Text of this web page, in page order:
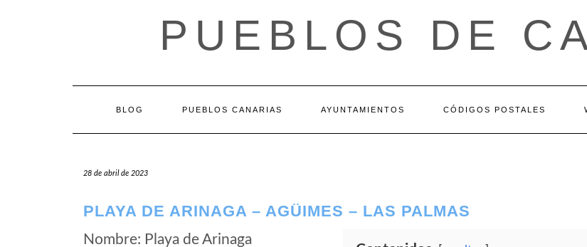
PUEBLOS DE
BLOG PUEBLOS CANARIAS AYUNTAMIENTOS CÓDIGOS POSTALES
28 de abril de 2023
PLAYA DE ARINAGA – AGÜIMES – LAS PALMAS
Nombre: Playa de Arinaga